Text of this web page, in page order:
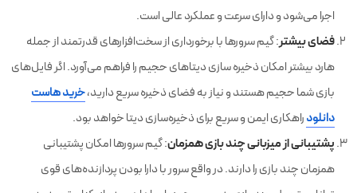
اجرا می‌شود و دارای سرعت و عملکرد عالی است.
فضای بیشتر:‌گیم سرورها با برخورداری از سخت‌افزارهای قدرتمند از جمله
هارد بیشتر امکان ذخیره سازی دیتاهای حجیم را فراهم می‌آورد. اگر فایل‌های
بازی شما حجیم هستند و نیاز به فضای ذخیره سریع دارید،خرید هاست
دانلودراهکاری ایمن و سریع برای ذخیره‌سازی دیتا خواهد بود.
پشتیبانی از میزبانی چند بازی همزمان:گیم سرورها امکان پشتیبانی
همزمان چند بازی را دارند. در واقع سرور با دارا بودن پردازنده‌های قوی